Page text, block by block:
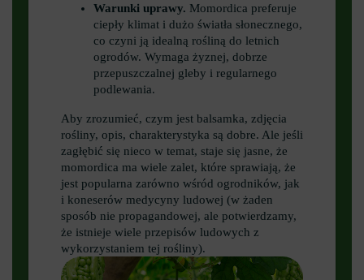
Warunki uprawy. Momordica preferuje
ciepły klimat i dużo światła słonecznego,
co czyni ją idealną rośliną do letnich
ogrodów. Wymaga żyznej, dobrze
przepuszczalnej gleby i regularnego
podlewania.
Aby zrozumieć, czym jest balsamka, zdjęcia
rośliny, opis, charakterystyka są dobre. Ale jeśli
zagłębić się nieco w temat, staje się jasne, że
momordica ma wiele zalet, które sprawiają, że
jest popularna zarówno wśród ogrodników, jak
i koneserów medycyny ludowej (w żaden
sposób nie propagandowej, ale potwierdzamy,
że istnieje wiele przepisów ludowych z
wykorzystaniem tej rośliny).